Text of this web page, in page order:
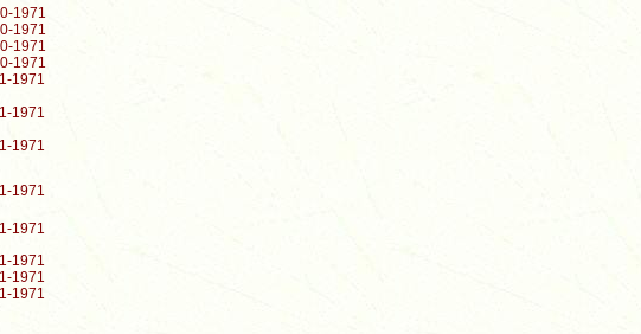
1971
1971
1971
1971
1971
1971
1971
1971
1971
1971
1971
1971